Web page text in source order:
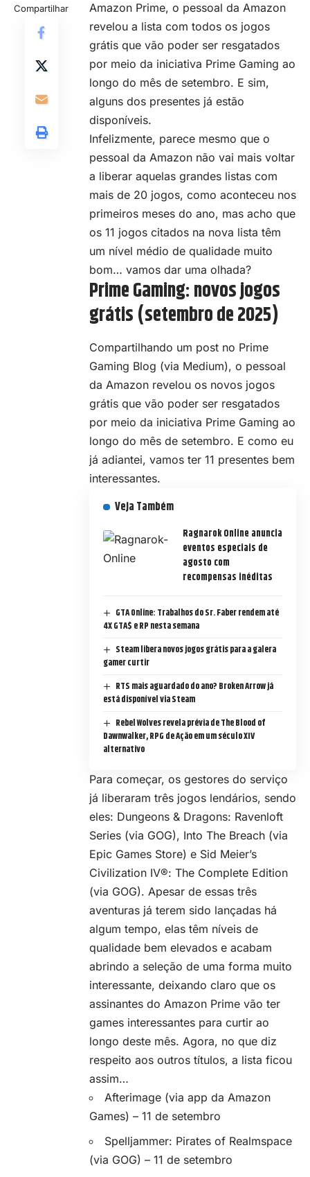
Compartilhar
Amazon Prime, o pessoal da Amazon
revelou a lista com todos os jogos
grátis que vão poder ser resgatados
por meio da iniciativa Prime Gaming ao
longo do mês de setembro. E sim,
alguns dos presentes já estão
disponíveis.
Infelizmente, parece mesmo que o
pessoal da Amazon não vai mais voltar
a liberar aquelas grandes listas com
mais de 20 jogos, como aconteceu nos
primeiros meses do ano, mas acho que
os 11 jogos citados na nova lista têm
um nível médio de qualidade muito
bom… vamos dar uma olhada?
Prime Gaming: novos jogos
grátis (setembro de 2025)
Compartilhando um post no Prime
Gaming Blog (via Medium), o pessoal
da Amazon revelou os novos jogos
grátis que vão poder ser resgatados
por meio da iniciativa Prime Gaming ao
longo do mês de setembro. E como eu
já adiantei, vamos ter 11 presentes bem
interessantes.
Veja Também
Ragnarok Online anuncia
eventos especiais de
agosto com
recompensas inéditas
GTA Online: Trabalhos do Sr. Faber rendem até
4X GTA$ e RP nesta semana
Steam libera novos jogos grátis para a galera
gamer curtir
RTS mais aguardado do ano? Broken Arrow já
está disponível via Steam
Rebel Wolves revela prévia de The Blood of
Dawnwalker, RPG de Ação em um século XIV
alternativo
Para começar, os gestores do serviço
já liberaram três jogos lendários, sendo
eles: Dungeons & Dragons: Ravenloft
Series (via GOG), Into The Breach (via
Epic Games Store) e Sid Meier’s
Civilization IV®: The Complete Edition
(via GOG). Apesar de essas três
aventuras já terem sido lançadas há
algum tempo, elas têm níveis de
qualidade bem elevados e acabam
abrindo a seleção de uma forma muito
interessante, deixando claro que os
assinantes do Amazon Prime vão ter
games interessantes para curtir ao
longo deste mês. Agora, no que diz
respeito aos outros títulos, a lista ficou
assim…
Afterimage (via app da Amazon
Games) – 11 de setembro
Spelljammer: Pirates of Realmspace
(via GOG) – 11 de setembro